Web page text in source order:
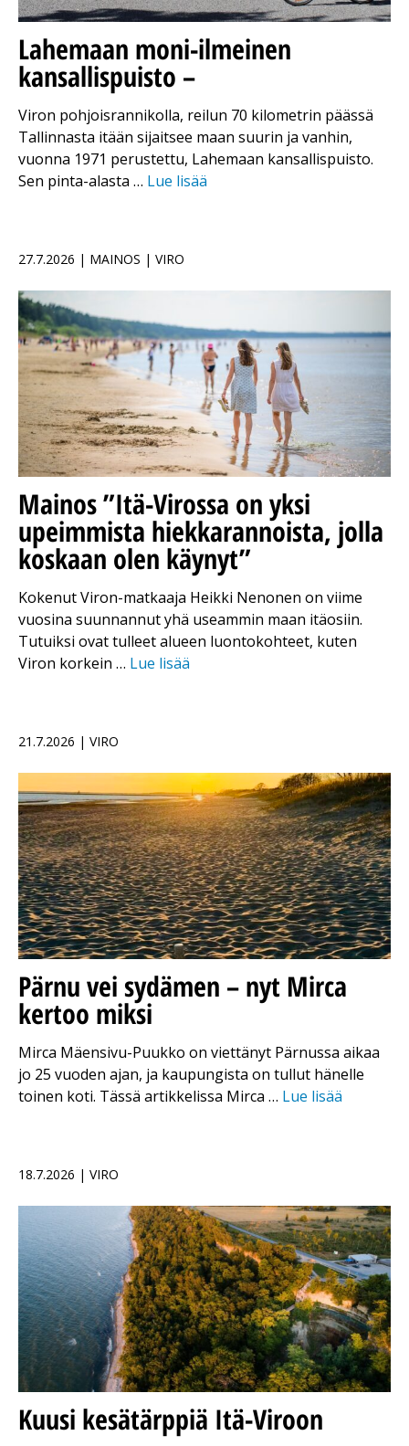
Lahemaan moni-ilmeinen
kansallispuisto –
Viron pohjoisrannikolla, reilun 70 kilometrin päässä
Tallinnasta itään sijaitsee maan suurin ja vanhin,
vuonna 1971 perustettu, Lahemaan kansallispuisto.
Sen pinta-alasta … Lue lisää
27.7.2026 | MAINOS | VIRO
Mainos”Itä-Virossa on yksi
upeimmista hiekkarannoista, jolla
koskaan olen käynyt”
Kokenut Viron-matkaaja Heikki Nenonen on viime
vuosina suunnannut yhä useammin maan itäosiin.
Tutuiksi ovat tulleet alueen luontokohteet, kuten
Viron korkein … Lue lisää
21.7.2026 | VIRO
Pärnu vei sydämen – nyt Mirca
kertoo miksi
Mirca Mäensivu-Puukko on viettänyt Pärnussa aikaa
jo 25 vuoden ajan, ja kaupungista on tullut hänelle
toinen koti. Tässä artikkelissa Mirca … Lue lisää
18.7.2026 | VIRO
Kuusi kesätärppiä Itä-Viroon